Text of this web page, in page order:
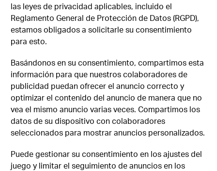
las leyes de privacidad aplicables, incluido el
Reglamento General de Protección de Datos (RGPD),
estamos obligados a solicitarle su consentimiento
para esto.
Basándonos en su consentimiento, compartimos esta
información para que nuestros colaboradores de
publicidad puedan ofrecer el anuncio correcto y
optimizar el contenido del anuncio de manera que no
vea el mismo anuncio varias veces. Compartimos los
datos de su dispositivo con colaboradores
seleccionados para mostrar anuncios personalizados.
Puede gestionar su consentimiento en los ajustes del
juego y limitar el seguimiento de anuncios en los